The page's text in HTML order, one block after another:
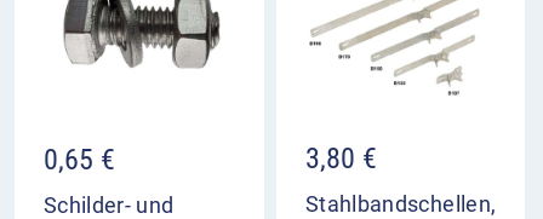
0,65 €
Schilder- und
3,80 €
Stahlbandschellen,